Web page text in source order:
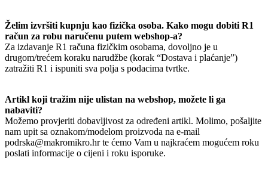
Želim izvršiti kupnju kao fizička osoba. Kako mogu dobiti R1
račun za robu naručenu putem webshop-a?
Za izdavanje R1 računa fizičkim osobama, dovoljno je u
drugom/trećem koraku narudžbe (korak “Dostava i plaćanje”)
zatražiti R1 i ispuniti sva polja s podacima tvrtke.
Artikl koji tražim nije ulistan na webshop, možete li ga
nabaviti?
Možemo provjeriti dobavljivost za određeni artikl. Molimo, pošaljite
nam upit sa oznakom/modelom proizvoda na e-mail
podrska@makromikro.hr te ćemo Vam u najkraćem mogućem roku
poslati informacije o cijeni i roku isporuke.